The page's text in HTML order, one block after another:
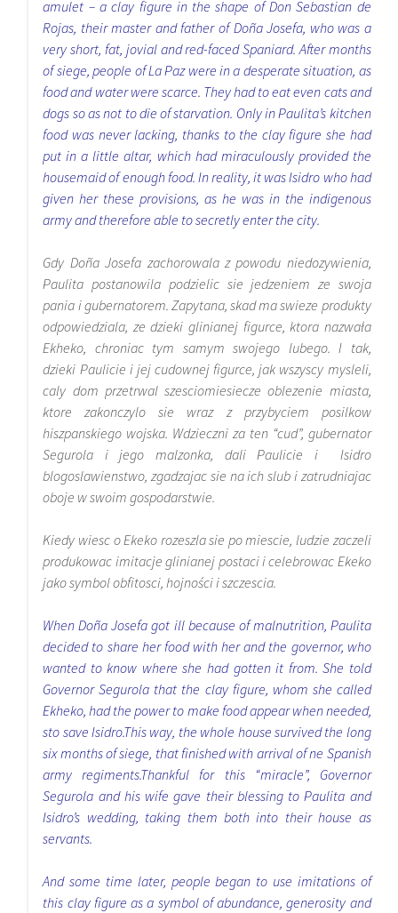
amulet – a clay figure in the shape of Don Sebastian de
Rojas, their master and father of Doña Josefa, who was a
very short, fat, jovial and red-faced Spaniard. After months
of siege, people of La Paz were in a desperate situation, as
food and water were scarce. They had to eat even cats and
dogs so as not to die of starvation. Only in Paulita’s kitchen
food was never lacking, thanks to the clay figure she had
put in a little altar, which had miraculously provided the
housemaid of enough food. In reality, it was Isidro who had
given her these provisions, as he was in the indigenous
army and therefore able to secretly enter the city.
Gdy Doña Josefa zachorowala z powodu niedozywienia,
Paulita postanowila podzielic sie jedzeniem ze swoja
pania i gubernatorem. Zapytana, skad ma swieze produkty
odpowiedziala, ze dzieki glinianej figurce, ktora nazwała
Ekheko, chroniac tym samym swojego lubego. I tak,
dzieki Paulicie i jej cudownej figurce, jak wszyscy mysleli,
caly dom przetrwal szesciomiesiecze oblezenie miasta,
ktore zakonczylo sie wraz z przybyciem posilkow
hiszpanskiego wojska. Wdzieczni za ten “cud”, gubernator
Segurola i jego malzonka, dali Paulicie i Isidro
blogoslawienstwo, zgadzajac sie na ich slub i zatrudniajac
oboje w swoim gospodarstwie.
Kiedy wiesc o Ekeko rozeszla sie po miescie, ludzie zaczeli
produkowac imitacje glinianej postaci i celebrowac Ekeko
jako symbol obfitosci, hojności i szczescia.
When Doña Josefa got ill because of malnutrition, Paulita
decided to share her food with her and the governor, who
wanted to know where she had gotten it from. She told
Governor Segurola that the clay figure, whom she called
Ekheko, had the power to make food appear when needed,
sto save Isidro.This way, the whole house survived the long
six months of siege, that finished with arrival of ne Spanish
army regiments.Thankful for this “miracle”, Governor
Segurola and his wife gave their blessing to Paulita and
Isidro’s wedding, taking them both into their house as
servants.
And some time later, people began to use imitations of
this clay figure as a symbol of abundance, generosity and